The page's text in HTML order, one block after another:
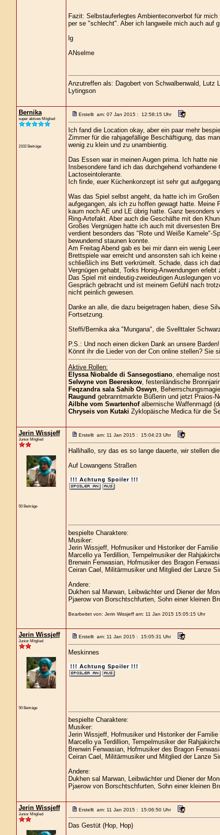
Fazit: Selbstauferlegtes Ambienteconverbot für
per se "schlecht". Aber ich langweile mich auch auf
lg
ANselme
Anzutreffen als: Dagobert von Schwalbenwald, Lutz
Lytingson
Bernika
super aktives Mitglied
2102 Beiträge
Erstellt am: 07 Jan 2015 : 12:58:15 Uhr
Ich fand die Location okay, aber ein paar mehr
Zimmer für die rahjagefällige Beschäftigung, das
wenig zu klein und zu unambientig.
Das Essen war in meinen Augen prima. Ich hatte
Insbesondere fand ich das durchgehend
Lactoseintolerante.
Ich finde, euer Küchenkonzept ist sehr gut
Was das Spiel selbst angeht, da hatte ich im
aufgegangen, als ich zu hoffen gewagt hatte. Meine
kaum noch AE und LE übrig hatte. Ganz
Ring-Artefakt. Aber auch die Geschäfte mit den
Großes Vergnügen hatte ich auch mit diversesten
verdient besonders das "Rote und Weiße Kamele"-
bewundernd staunen konnte.
Am Freitag Abend gab es bei mir dann ein wenig
Brettspiele war erreicht und ansonsten sah ich
schließlich ins Bett verkrümelt. Schade, dass ich
Vergnügen gehabt, Torks Honig-Anwendungen erlebt
Das Spiel mit eindeutig-zweideutigen Auslegungen
Gespräch gebracht und ist meinem Gefühl nach
nicht peinlich gewesen.
Danke an alle, die dazu beigetragen haben, diese
Fortsetzung.
Steffi/Bernika aka "Mungana", die Svellttaler
P.S.: Und noch einen dicken Dank an unsere
Könnt ihr die Lieder von der Con online stellen? Sie
Aktive Rollen:
Elyssa Niobalde di Sansegostiano, ehemalige
Selwyne von Beereskow, festenländische
Feqzandra sala Sahib Oswyn,
Raugund gebranntmarkte Büßerin und jetzt Praios-
Ailbhe vom Swartenhofalbernische Waffenmagd
Chryseis von Kutaki Zyklopäische Medica für die
Jerin Wissjeff
Junior Mitglied
50 Beiträge
Erstellt am: 11 Jan 2015 : 15:04:23 Uhr
Hallihallo, sry das es so lange dauerte, wir stellen
Auf Lowangens Straßen
!!! Achtung Spoiler !!!
bespielte Charaktere:
Musiker:
Jerin Wissjeff, Hofmusiker und Historiker der Familie
Marcello ya Terdillion, Tempelmusiker der
Brenwin Fenwasian, Hofmusiker des Bragon
Ceiran Cael, Militärmusiker und Mitglied der Lanze
Andere:
Dukhen sal Marwan, Leibwächter und Diener der
Pjaerow von Borschtschfurten, Sohn einer kleinen
Bearbeitet von: Jerin Wissjeff am: 11 Jan 2015 15:05:15 Uhr
Jerin Wissjeff
Junior Mitglied
50 Beiträge
Erstellt am: 11 Jan 2015 : 15:05:31 Uhr
Meskinnes
!!! Achtung Spoiler !!!
bespielte Charaktere:
Musiker:
Jerin Wissjeff, Hofmusiker und Historiker der Familie
Marcello ya Terdillion, Tempelmusiker der
Brenwin Fenwasian, Hofmusiker des Bragon
Ceiran Cael, Militärmusiker und Mitglied der Lanze
Andere:
Dukhen sal Marwan, Leibwächter und Diener der
Pjaerow von Borschtschfurten, Sohn einer kleinen
Jerin Wissjeff
Junior Mitglied
Erstellt am: 11 Jan 2015 : 15:06:50 Uhr
Das Gestüt (Hop, Hop)